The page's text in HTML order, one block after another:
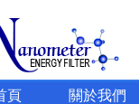
頁 關於我們